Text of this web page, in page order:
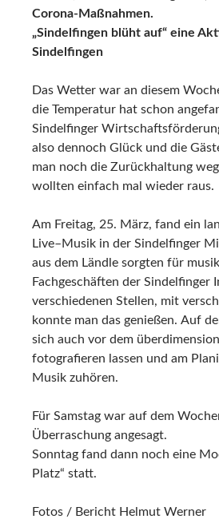
Corona-Maßnahmen.
„Sindelfingen blüht auf“ eine
Sindelfingen
Das Wetter war an diesem
die Temperatur hat schon
Sindelfinger
also dennoch Glück und die
man noch die Zurückhaltung
wollten einfach mal wieder raus.
Am Freitag, 25. März, fand ein
Live–Musik in der Sindelfinger
aus dem Ländle sorgten für
Fachgeschäften der Sindelfinger
verschiedenen Stellen, mit
konnte man das genießen. Auf
sich auch vor dem
fotografieren lassen und am
Musik zuhören.
Für Samstag war auf dem
Überraschung angesagt.
Sonntag fand dann noch eine
Platz“ statt.
Fotos / Bericht Helmut Werner